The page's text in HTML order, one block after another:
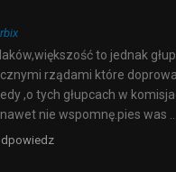
to jednak
rządami które
,o tych głupcach w
nie wspomnę.pies was